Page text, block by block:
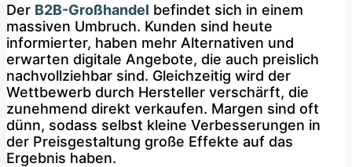
Der B2B-Großhandel befindet sich in einem
massiven Umbruch. Kunden sind heute
informierter, haben mehr Alternativen und
erwarten digitale Angebote, die auch preislich
nachvollziehbar sind. Gleichzeitig wird der
Wettbewerb durch Hersteller verschärft, die
zunehmend direkt verkaufen. Margen sind oft
dünn, sodass selbst kleine Verbesserungen in
der Preisgestaltung große Effekte auf das
Ergebnis haben.